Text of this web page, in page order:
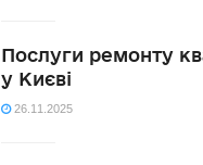
Послуги ремонту
у Києві
26.11.2025